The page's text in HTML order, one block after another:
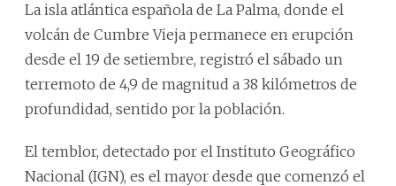
La isla atlántica española de La Palma, donde el
volcán de Cumbre Vieja permanece en erupción
desde el 19 de setiembre, registró el sábado un
terremoto de 4,9 de magnitud a 38 kilómetros de
profundidad, sentido por la población.
El temblor, detectado por el Instituto Geográfico
Nacional (IGN), es el mayor desde que comenzó el